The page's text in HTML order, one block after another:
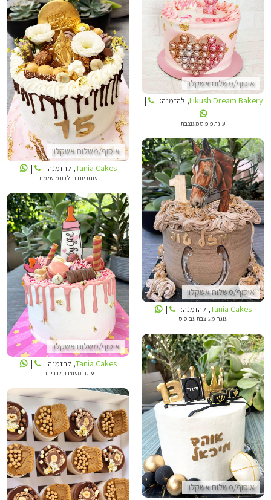
איסוף/משלוח אשקלון
TANIA CAKES
Tania Cakes, להזמנה: |
עוגת יום הולדת מושלמת
איסוף/משלוח אשקלון
LIKUSH DREAM BAKERY
Likush Dream Bakery, להזמנה: |
עוגת פופיט מעוצבת
איסוף/משלוח אשקלון
TANIA CAKES
Tania Cakes, להזמנה: |
עוגה מעוצבת עם סוס
איסוף/משלוח אשקלון
TANIA CAKES
Tania Cakes, להזמנה: |
עוגה מעוצבת לבריתה
איסוף/משלוח אשקלון
TANIA CAKES